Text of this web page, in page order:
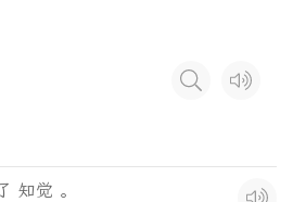
知觉 。